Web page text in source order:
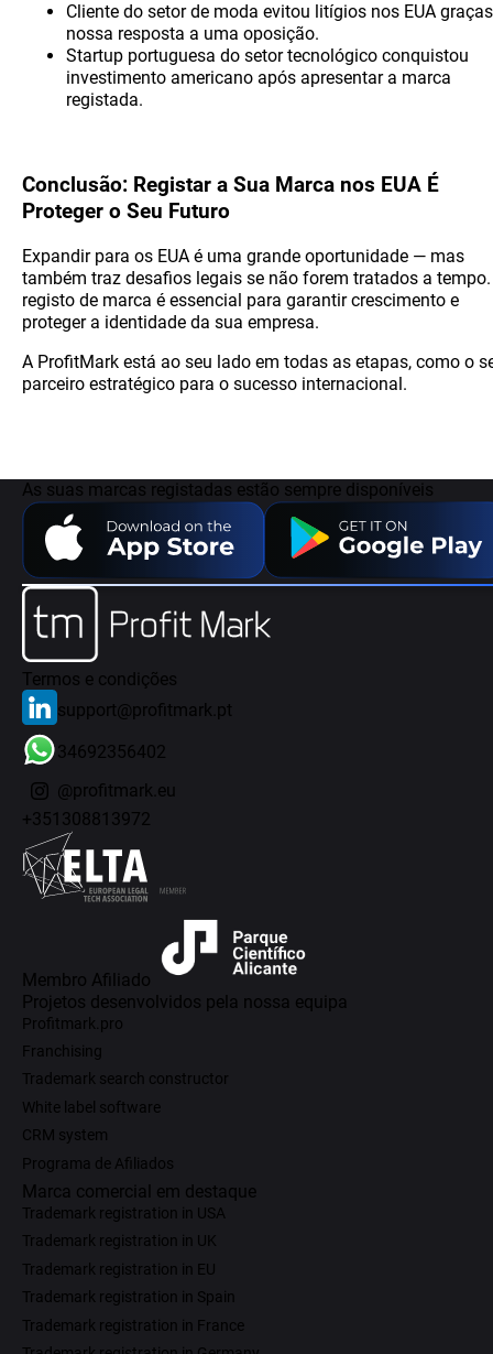
Cliente do setor de moda evitou litígios nos EUA
nossa resposta a uma oposição.
Startup portuguesa do setor tecnológico conquistou
investimento americano após apresentar a marca
registada.
Conclusão: Registar a Sua Marca nos EUA É
Proteger o Seu Futuro
Expandir para os EUA é uma grande oportunidade — mas
também traz desafios legais se não forem tratados a tempo.
registo de marca é essencial para garantir crescimento e
proteger a identidade da sua empresa.
A ProfitMark está ao seu lado em todas as etapas, como o
parceiro estratégico para o sucesso internacional.
As suas marcas registadas estão sempre disponíveis
Termos e condições
support@profitmark.pt
34692356402
@profitmark.eu
+351308813972
Membro Afiliado
Projetos desenvolvidos pela nossa equipa
Profitmark.pro
Franchising
Trademark search constructor
White label software
CRM system
Programa de Afiliados
Marca comercial em destaque
Trademark registration in USA
Trademark registration in UK
Trademark registration in EU
Trademark registration in Spain
Trademark registration in France